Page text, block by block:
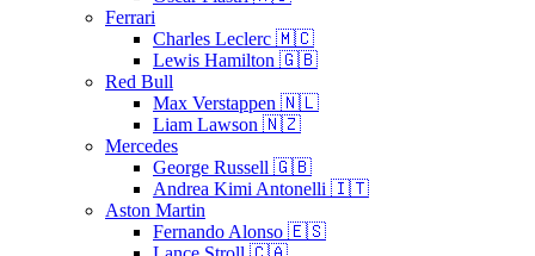
Ferrari
Charles Leclerc 🇲🇨
Lewis Hamilton 🇬🇧
Red Bull
Max Verstappen 🇳🇱
Liam Lawson 🇳🇿
Mercedes
George Russell 🇬🇧
Andrea Kimi Antonelli 🇮🇹
Aston Martin
Fernando Alonso 🇪🇸